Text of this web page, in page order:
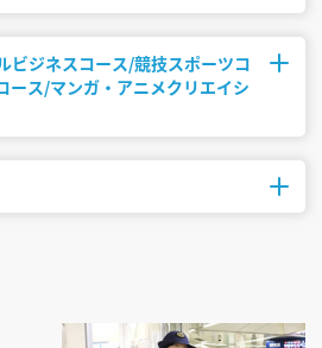
初年度納入金
ビジネスコース/競技スポーツコ
ース/マンガ・アニメクリエイシ